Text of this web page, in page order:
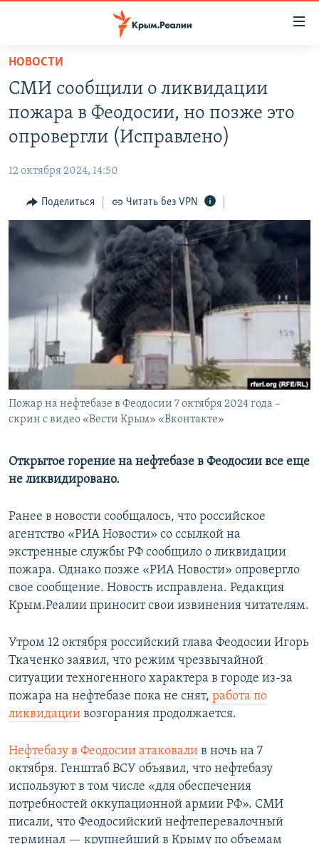
Вернуться
основному
содержанию
главной
навигации
Вернутся
поиску
СПЕЦПРОЕКТЫ
11 ЛЕТ ОККУПАЦИИ КРЫМА. 11 ИСТОРИЙ СОПРОТИВЛЕНИЯ
ЕЩЕ
ИНТЕРАКТИВ
ИНФОГРАФИКА
ТЕЛЕПРОЕКТ КРЫМ.РЕАЛИИ
СОВЕТЫ ПРАВОЗАЩИТНИКОВ
ПРОПАВШИЕ БЕЗ ВЕСТИ
ПОБЕДИТЕЛЕЙ НЕ СУДЯТ?
КРЫМ.НЕПОКОРЕННЫЙ
ELIFBE
УКРАИНСКАЯ ПРОБЛЕМА КРЫМА
РАДІО СВОБОДА
КАК ОБОЙТИ БЛОКИРОВКУ
Українською
ПРИСОЕДИНЯЙТЕСЬ!
Все сайты RFE/RL
НОВОСТИ
СМИ сообщили о ликвидации
пожара в Феодосии, но позже это
опровергли (Исправлено)
12 октября 2024, 14:50
Поделиться Читать без VPN
Пожар на нефтебазе в Феодосии 7 октября 2024 года –
скрин с видео «Вести Крым» «Вконтакте»
Открытое горение на нефтебазе в Феодосии все еще
не ликвидировано.
Ранее в новости сообщалось, что российское
агентство «РИА Новости» со ссылкой на
экстренные службы РФ сообщило о ликвидации
пожара. Однако позже «РИА Новости» опровергло
свое сообщение. Новость исправлена. Редакция
Крым.Реалии приносит свои извинения читателям.
Утром 12 октября российский глава Феодосии Игорь
Ткаченко заявил, что режим чрезвычайной
ситуации техногенного характера в городе из-за
пожара на нефтебазе пока не снят, работа по
ликвидации возгорания продолжается.
Нефтебазу в Феодосии атаковали в ночь на 7
октября. Генштаб ВСУ объявил, что нефтебазу
используют в том числе «для обеспечения
потребностей оккупационной армии РФ». СМИ
писали, что Феодосийский нефтеперевалочный
терминал — крупнейший в Крыму по объемам